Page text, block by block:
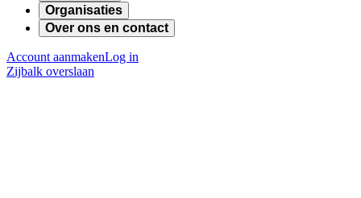
Organisaties
Over ons en contact
Account aanmakenLog in
Zijbalk overslaan